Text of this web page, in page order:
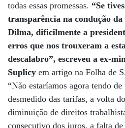
todas essas promessas. “Se
transparência na condução
Dilma, dificilmente a
erros que nos trouxeram a
descalabro”, escreveu a ex-
Suplicy em artigo na Folha de
“Não estaríamos agora tendo
desmedido das tarifas, a volta
diminuição de direitos
consecutivo dos juros, a falta